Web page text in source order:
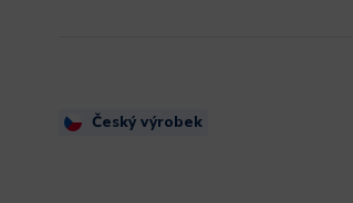
Český výrobek